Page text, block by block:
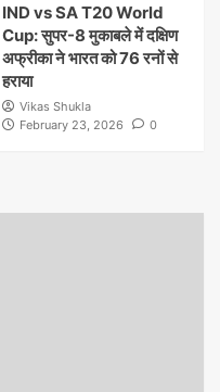
IND vs SA T20 World
Cup: सुपर-8 मुकाबले में दक्षिण
अफ्रीका ने भारत को 76 रनों से
हराया
Vikas Shukla
February 23, 2026
0